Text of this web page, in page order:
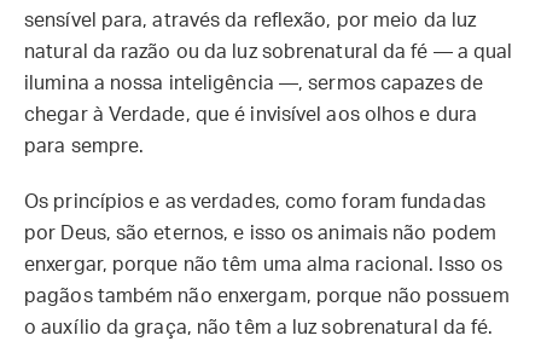
sensível para, através da reflexão, por meio da luz
natural da razão ou da luz sobrenatural da fé — a qual
ilumina a nossa inteligência —, sermos capazes de
chegar à Verdade, que é invisível aos olhos e dura
para sempre.
Os princípios e as verdades, como foram fundadas
por Deus, são eternos, e isso os animais não podem
enxergar, porque não têm uma alma racional. Isso os
pagãos também não enxergam, porque não possuem
o auxílio da graça, não têm a luz sobrenatural da fé.